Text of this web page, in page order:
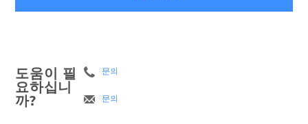
도움이 필
요하십니
까?
문의
문의